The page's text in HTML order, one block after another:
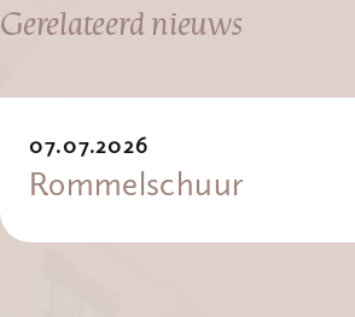
Gerelateerd nieuws
07.07.2026
Rommelschuur